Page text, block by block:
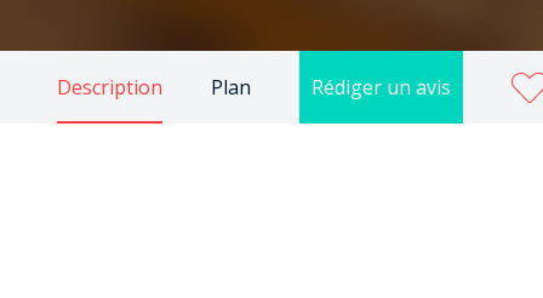
Description Plan Rédiger un avis